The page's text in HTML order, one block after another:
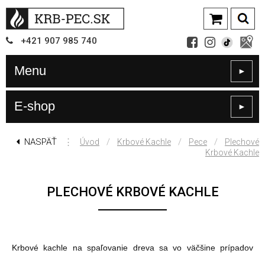
+421 907 985 740
Menu ►
E-shop ►
NASPÄŤ ⋮ Úvod / Krbové Kachle / Pece /
Plechové
Krbové Kachle
PLECHOVÉ KRBOVÉ KACHLE
Krbové kachle na spaľovanie dreva sa vo väčšine prípadov